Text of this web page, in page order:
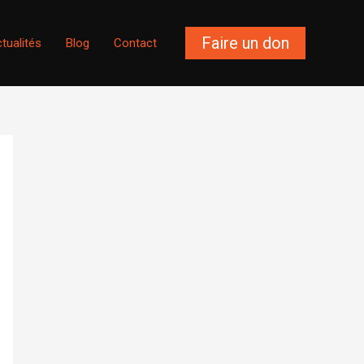
Blog Contact Faire un don